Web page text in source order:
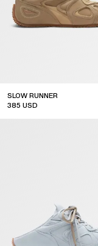
SLOW RUNNER
385 USD